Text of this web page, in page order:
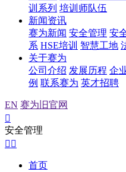
训系列 培训师队伍
新闻资讯
赛为新闻 安全管理 安
系 HSE培训 智慧工地
关于赛为
公司介绍 发展历程 企
例 联系赛为 英才招聘
EN 赛为旧官网

安全管理
 
首页